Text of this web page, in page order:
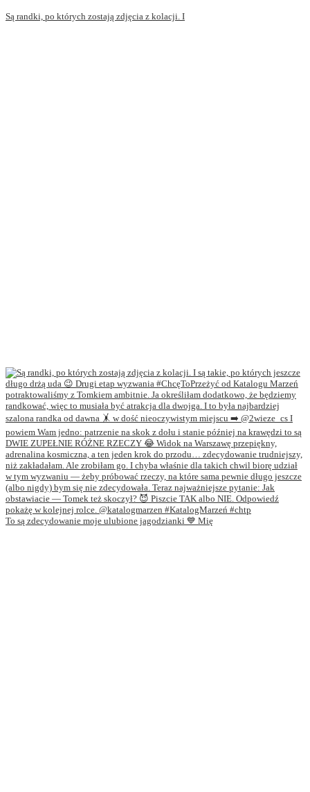
Są randki, po których zostają zdjęcia z kolacji. I
To są zdecydowanie moje ulubione jagodzianki 💙 Mię